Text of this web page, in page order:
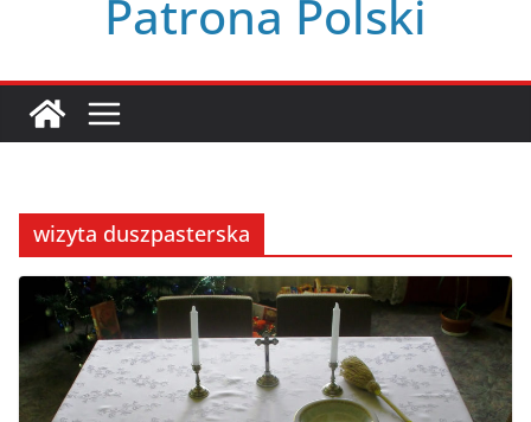
Patrona Polski
wizyta duszpasterska